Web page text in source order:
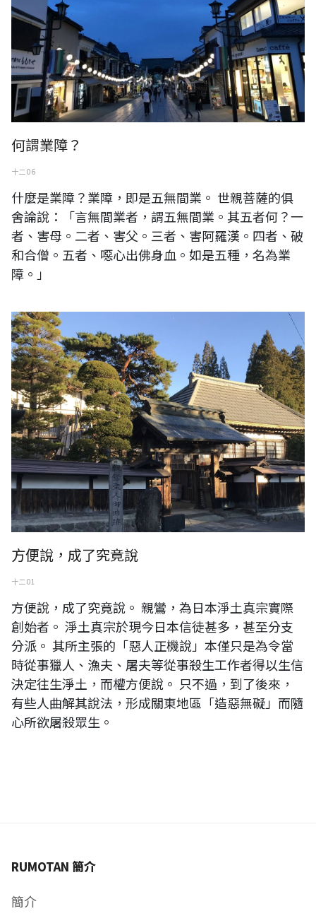
何謂業障？
十二 06
什麼是業障？業障，即是五無間業。 世親菩薩的俱
舍論說：「言無間業者，謂五無間業。其五者何？一
者、害母。二者、害父。三者、害阿羅漢。四者、破
和合僧。五者、噁心出佛身血。如是五種，名為業
障。」
親鸞
方便說，成了究竟說
十二 01
方便說，成了究竟說。 親鸞，為日本淨土真宗實際
創始者。 淨土真宗於現今日本信徒甚多，甚至分支
分派。 其所主張的「惡人正機說」本僅只是為令當
時從事獵人、漁夫、屠夫等從事殺生工作者得以生信
決定往生淨土，而權方便說。 只不過，到了後來，
有些人曲解其說法，形成關東地區「造惡無礙」而隨
心所欲屠殺眾生。
RUMOTAN 簡介
簡介